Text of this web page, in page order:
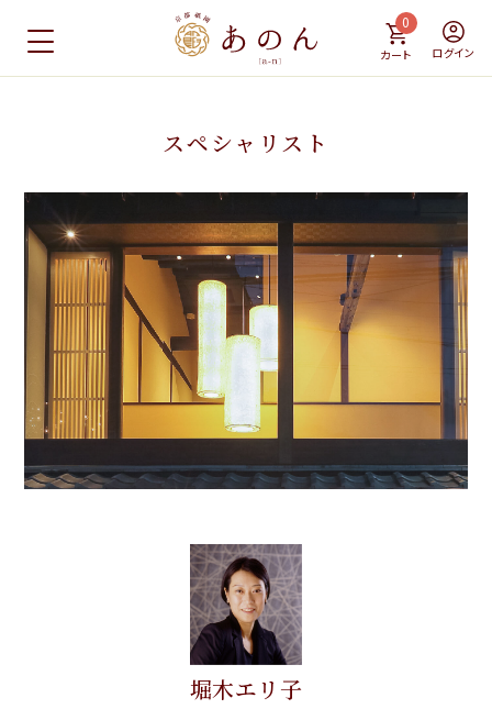
0
カート ログイン
スペシャリスト
堀木エリ子